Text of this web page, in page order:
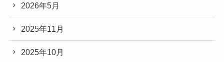
2026年5月
2025年11月
2025年10月